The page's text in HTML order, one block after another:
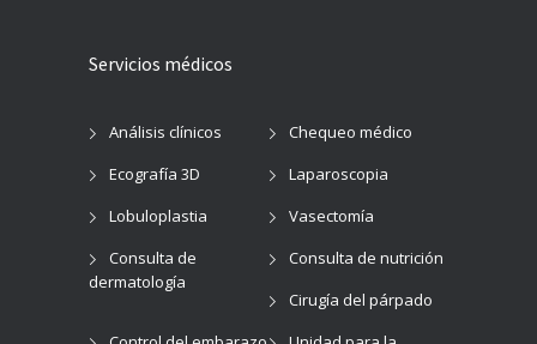
Servicios médicos
Análisis clínicos
Chequeo médico
Ecografía 3D
Laparoscopia
Lobuloplastia
Vasectomía
Consulta de
dermatología
Consulta de nutrición
Cirugía del párpado